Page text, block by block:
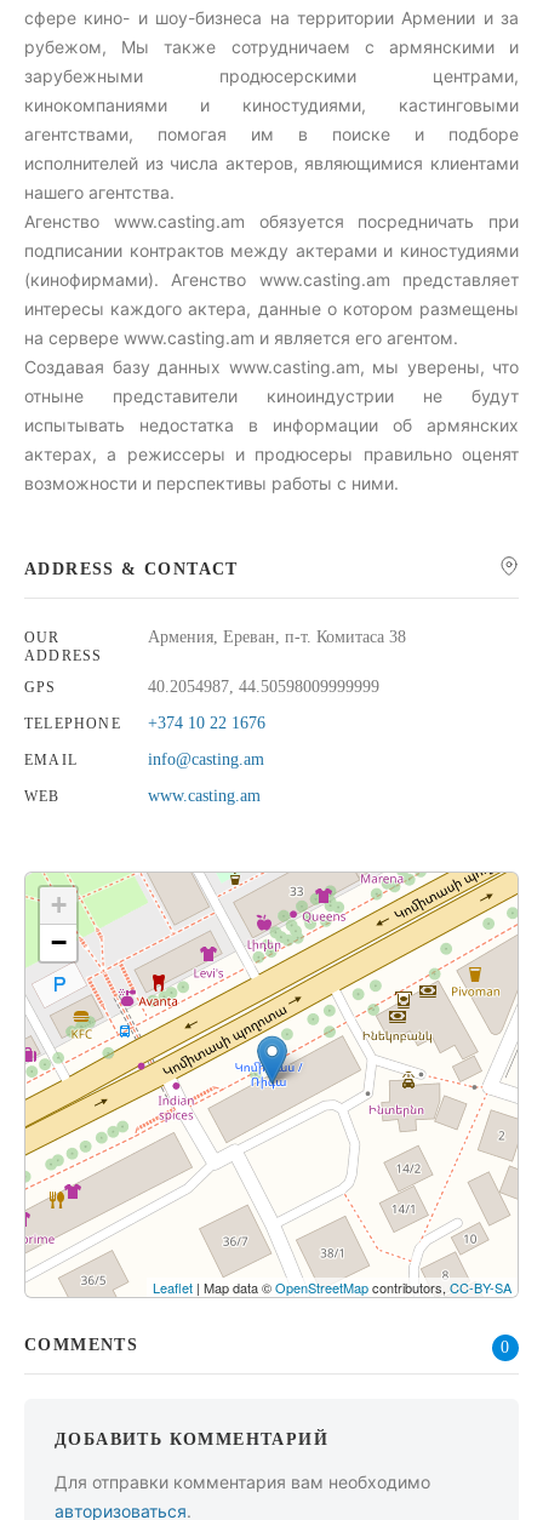
сфере кино- и шоу-бизнеса на территории Армении и за
рубежом, Мы также сотрудничаем с армянскими и
зарубежными продюсерскими центрами,
кинокомпаниями и киностудиями, кастинговыми
агентствами, помогая им в поиске и подборе
исполнителей из числа актеров, являющимися клиентами
нашего агентства.
Агенство www.casting.am обязуется посредничать при
подписании контрактов между актерами и киностудиями
(кинофирмами). Агенство www.casting.am представляет
интересы каждого актера, данные о котором размещены
на сервере www.casting.am и является его агентом.
Создавая базу данных www.casting.am, мы уверены, что
отныне представители киноиндустрии не будут
испытывать недостатка в информации об армянских
актерах, а режиссеры и продюсеры правильно оценят
возможности и перспективы работы с ними.
ADDRESS & CONTACT
OUR
ADDRESS
Армения, Ереван, п-т. Комитаса 38
GPS 40.2054987, 44.50598009999999
TELEPHONE +374 10 22 1676
EMAIL info@casting.am
WEB www.casting.am
+
−
Leaflet | Map data ©OpenStreetMapcontributors, CC-BY-SA
COMMENTS 0
ДОБАВИТЬ КОММЕНТАРИЙ
Для отправки комментария вам необходимо
авторизоваться.